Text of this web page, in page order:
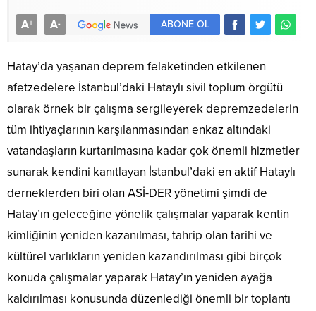
A+ A- ABONE OL
Hatay’da yaşanan deprem felaketinden etkilenen
afetzedelere İstanbul’daki Hataylı sivil toplum örgütü
olarak örnek bir çalışma sergileyerek depremzedelerin
tüm ihtiyaçlarının karşılanmasından enkaz altındaki
vatandaşların kurtarılmasına kadar çok önemli hizmetler
sunarak kendini kanıtlayan İstanbul’daki en aktif Hataylı
derneklerden biri olan ASİ-DER yönetimi şimdi de
Hatay’ın geleceğine yönelik çalışmalar yaparak kentin
kimliğinin yeniden kazanılması, tahrip olan tarihi ve
kültürel varlıkların yeniden kazandırılması gibi birçok
konuda çalışmalar yaparak Hatay’ın yeniden ayağa
kaldırılması konusunda düzenlediği önemli bir toplantı